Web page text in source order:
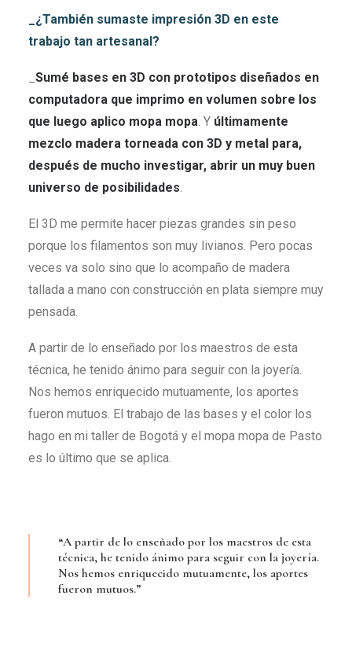
_¿También sumaste impresión 3D en este
trabajo tan artesanal?
Sumé bases en 3D con prototipos diseñados en
computadora que imprimo en volumen sobre los
que luego aplico mopa mopa. Y últimamente
mezclo madera torneada con 3D y metal para,
después de mucho investigar, abrir un muy buen
universo de posibilidades.
El 3D me permite hacer piezas grandes sin peso
porque los filamentos son muy livianos. Pero pocas
veces va solo sino que lo acompaño de madera
tallada a mano con construcción en plata siempre muy
pensada.
A partir de lo enseñado por los maestros de esta
técnica, he tenido ánimo para seguir con la joyería.
Nos hemos enriquecido mutuamente, los aportes
fueron mutuos. El trabajo de las bases y el color los
hago en mi taller de Bogotá y el mopa mopa de Pasto
es lo último que se aplica.
“A partir de lo enseñado por los maestros de esta
técnica, he tenido ánimo para seguir con la joyería.
Nos hemos enriquecido mutuamente, los aportes
fueron mutuos.”